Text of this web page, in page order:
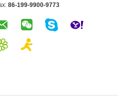
86-199-9900-9773